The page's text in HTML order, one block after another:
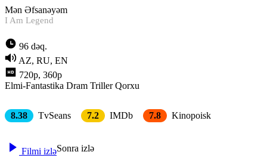
Mən Əfsanəyəm
I Am Legend
96 dəq.
AZ, RU, EN
720p, 360p
Elmi-Fantastika Dram Triller Qorxu
8.38 TvSeans 7.2 IMDb 7.8 Kinopoisk
Filmi izləSonra izlə